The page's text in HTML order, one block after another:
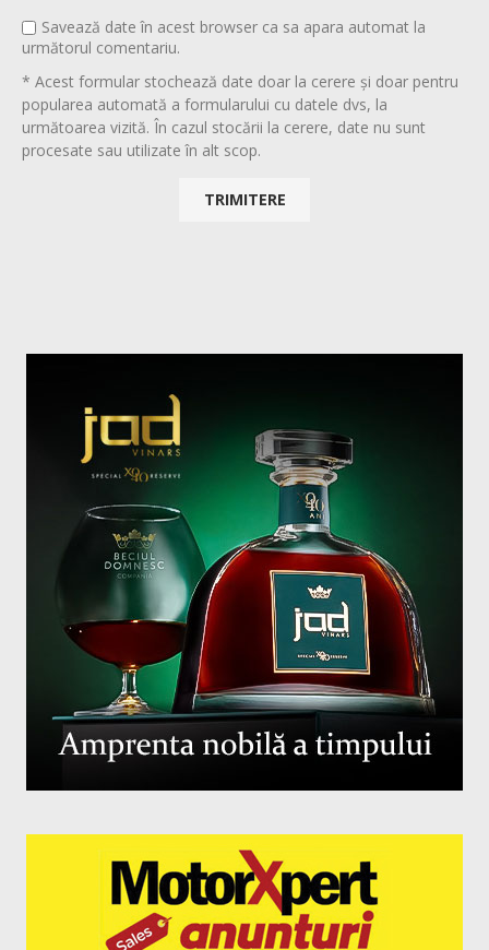
Savează date în acest browser ca sa apara automat la
următorul comentariu.
* Acest formular stochează date doar la cerere și doar pentru
popularea automată a formularului cu datele dvs, la
următoarea vizită. În cazul stocării la cerere, date nu sunt
procesate sau utilizate în alt scop.